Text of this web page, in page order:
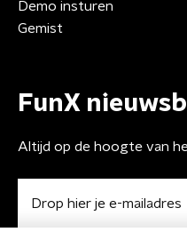
Demo insturen
Gemist
FunX
Altijd op de hoogte van